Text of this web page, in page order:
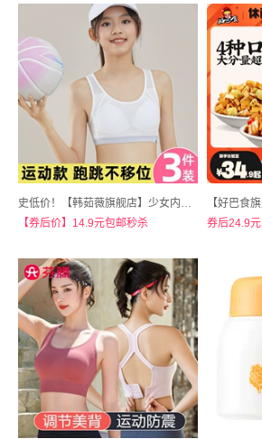
史低价！【韩茹薇旗舰店】少女内衣文胸运动背心
【券后价】14.9元包邮秒杀
券后24.9元